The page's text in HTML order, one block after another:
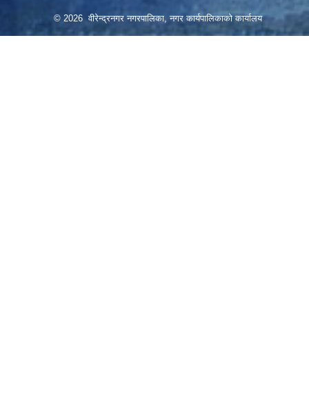
© 2026 वीरेन्द्रनगर नगरपालिका, नगर कार्यपालिकाको कार्यालय